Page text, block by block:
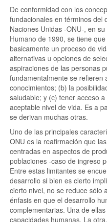
De conformidad con los
fundacionales en términos del
Naciones Unidas -ONU-, en
Humano de 1990, se tiene
basicamente un proceso de
alternativas u opciones de
aspiraciones de las personas
fundamentalmente se refieren
conocimientos; (b) la
saludable; y (c) tener acceso a
aceptable nivel de vida. Es a
se derivan muchas otras.
Uno de las principales
ONU es la reafirmación que
centradas en aspectos de
poblaciones -caso de ingreso
Entre estas limitantes se
desarrollo si bien es cierto
cierto nivel, no se reduce sólo
énfasis en que el desarrollo
complementarias. Una de
capacidades humanas. La